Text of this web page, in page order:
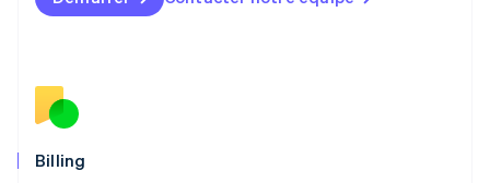
Billing
Malte
English
Nouvelle-Zélande
English